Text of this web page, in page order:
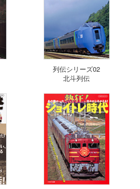
列伝シリーズ02
北斗列伝